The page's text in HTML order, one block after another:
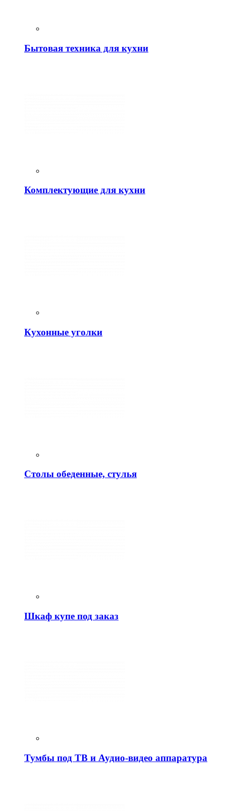
Бытовая техника для кухни
Комплектующие для кухни
Кухонные уголки
Столы обеденные, стулья
Шкаф купе под заказ
Тумбы под ТВ и Аудио-видео аппаратура